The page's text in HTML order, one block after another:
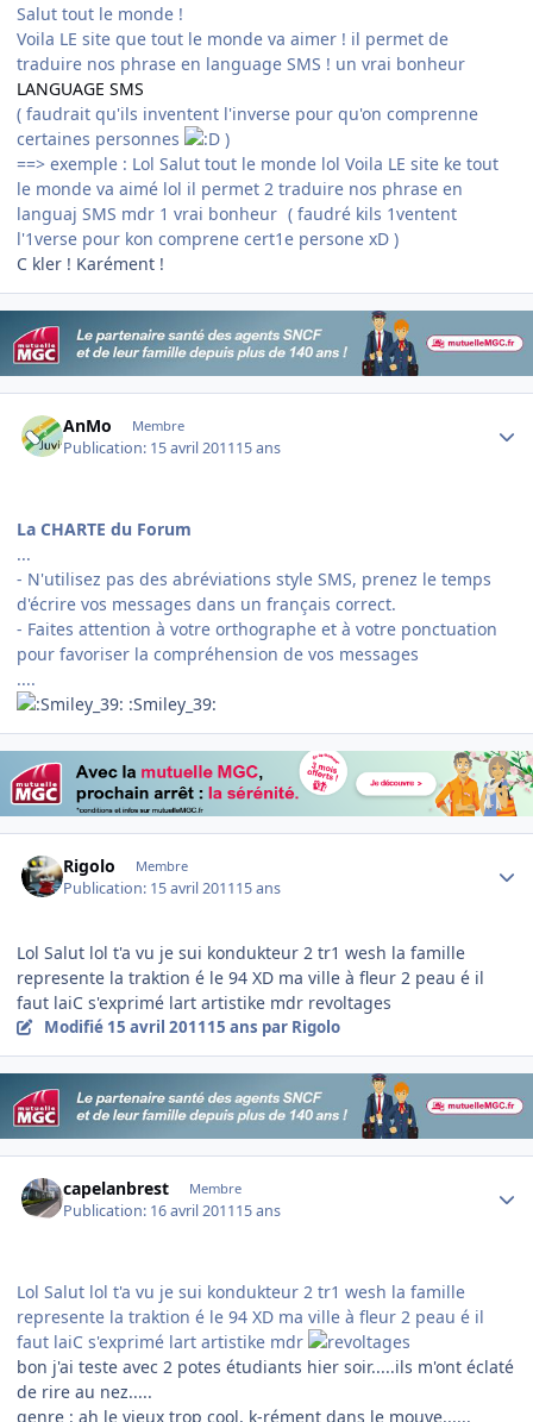
Salut tout le monde !
Voila LE site que tout le monde va aimer ! il permet de
traduire nos phrase en language SMS ! un vrai bonheur
LANGUAGE SMS
( faudrait qu'ils inventent l'inverse pour qu'on comprenne
certaines personnes
)
==> exemple : Lol Salut tout le monde lol Voila LE site ke tout
le monde va aimé lol il permet 2 traduire nos phrase en
languaj SMS mdr 1 vrai bonheur ( faudré kils 1ventent
l'1verse pour kon comprene cert1e persone xD )
C kler ! Karément !
AnMo Membre
Publication: 15 avril 201115 ans
La CHARTE du Forum
...
- N'utilisez pas des abréviations style SMS, prenez le temps
d'écrire vos messages dans un français correct.
- Faites attention à votre orthographe et à votre ponctuation
pour favoriser la compréhension de vos messages
....
:Smiley_39:
Rigolo Membre
Publication: 15 avril 201115 ans
Lol Salut lol t'a vu je sui kondukteur 2 tr1 wesh la famille
represente la traktion é le 94 XD ma ville à fleur 2 peau é il
faut laiC s'exprimé lart artistike mdr revoltages
Modifié 15 avril 201115 ans par Rigolo
capelanbrest Membre
Publication: 16 avril 201115 ans
Lol Salut lol t'a vu je sui kondukteur 2 tr1 wesh la famille
represente la traktion é le 94 XD ma ville à fleur 2 peau é il
faut laiC s'exprimé lart artistike mdr
bon j'ai teste avec 2 potes étudiants hier soir.....ils m'ont éclaté
de rire au nez.....
genre : ah le vieux trop cool, k-rément dans le mouve......